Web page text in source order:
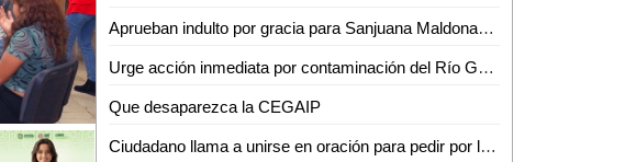
Aprueban indulto por gracia para Sanjuana Maldonado en el Congreso del Estado
Urge acción inmediata por contaminación del Río Gallinas: Yolanda Josefina Cepeda
Que desaparezca la CEGAIP
Ciudadano llama a unirse en oración para pedir por lluvias